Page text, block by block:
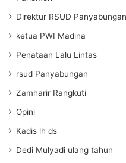
Direktur RSUD Panyabungan
ketua PWI Madina
Penataan Lalu Lintas
rsud Panyabungan
Zamharir Rangkuti
Opini
Kadis lh ds
Dedi Mulyadi ulang tahun